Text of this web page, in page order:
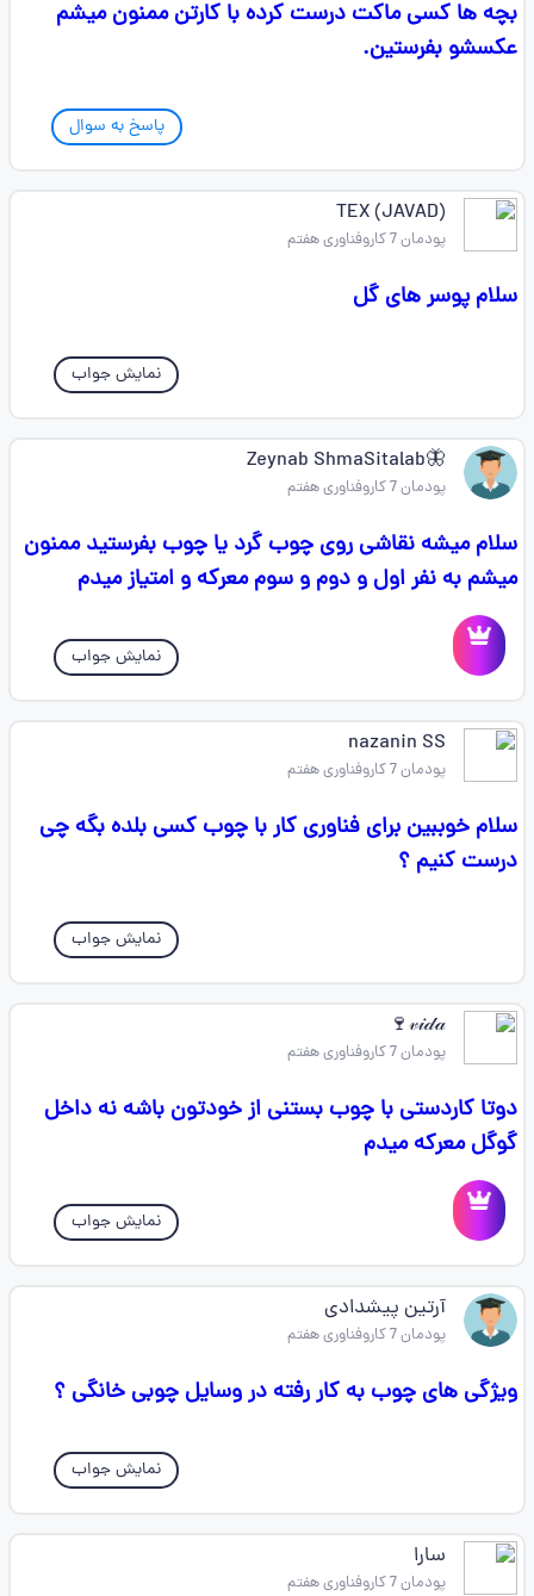
بچه ها کسی ماکت درست کرده با کارتن ممنون میشم
عکسشو بفرستین.
پاسخ به سوال
(JAVAD) TEX
پودمان 7 کاروفناوری هفتم
سلام پوسر های گل
نمایش جواب
🦋Zeynab ShmaSitalab
پودمان 7 کاروفناوری هفتم
سلام میشه نقاشی روی چوب گرد یا چوب بفرستید ممنون
میشم به نفر اول و دوم و سوم معرکه و امتیاز میدم
نمایش جواب
nazanin SS
پودمان 7 کاروفناوری هفتم
سلام خوببین برای فناوری کار با چوب کسی بلده بگه چی
درست کنیم ؟
نمایش جواب
𝓋𝒾𝒹𝒶🍷
پودمان 7 کاروفناوری هفتم
دوتا کاردستی با چوب بستنی از خودتون باشه نه داخل
گوگل معرکه میدم
نمایش جواب
آرتین پیشدادی
پودمان 7 کاروفناوری هفتم
ویژگی های چوب به کار رفته در وسایل چوبی خانگی ؟
نمایش جواب
سارا
پودمان 7 کاروفناوری هفتم